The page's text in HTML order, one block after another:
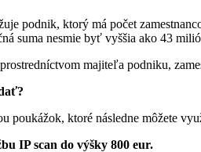
podnik, ktorý má počet
suma nesmie byť vyššia ako 43
majiteľa podniku,
poukážok, ktoré následne môžete
IP scan do výšky 800 eur.